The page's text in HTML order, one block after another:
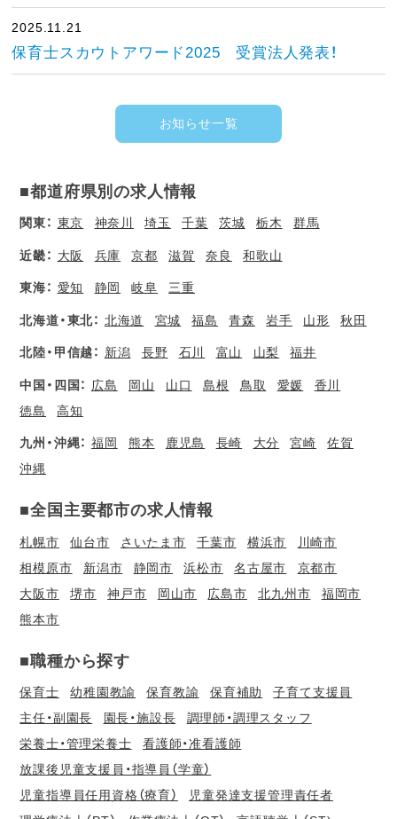
2025.11.21
保育士スカウトアワード2025 受賞法人発表！
お知らせ一覧
■都道府県別の求人情報
関東： 東京 神奈川 埼玉 千葉 茨城 栃木 群馬
近畿： 大阪 兵庫 京都 滋賀 奈良 和歌山
東海： 愛知 静岡 岐阜 三重
北海道・東北： 北海道 宮城 福島 青森 岩手 山形 秋田
北陸・甲信越： 新潟 長野 石川 富山 山梨 福井
中国・四国： 広島 岡山 山口 島根 鳥取 愛媛
香川
徳島
高知
九州・沖縄： 福岡 熊本 鹿児島 長崎 大分 宮崎
佐賀
沖縄
■全国主要都市の求人情報
札幌市 仙台市 さいたま市 千葉市 横浜市
川崎市
相模原市
新潟市 静岡市 浜松市 名古屋市
京都市
大阪市
堺市 神戸市 岡山市 広島市 北九州市
福岡市
熊本市
■職種から探す
保育士 幼稚園教諭 保育教諭 保育補助
子育て支援員
主任・副園長
園長・施設長
調理師・調理スタッフ
栄養士・管理栄養士
看護師・准看護師
放課後児童支援員・指導員（学童）
児童指導員任用資格（療育）
児童発達支援管理責任者